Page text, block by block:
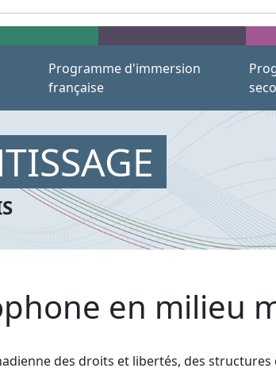
Programme d'immersion
française
en milieu
des droits et libertés, des